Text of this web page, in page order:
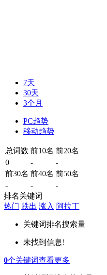
7天
30天
3个月
PC趋势
移动趋势
总词数 前10名 前20名
0
-
-
前30名 前40名 前50名
-
-
-
排名关键词
热门 跌出 涨入 阿拉丁
关键词排名搜索量
未找到信息!
0个关键词查看更多